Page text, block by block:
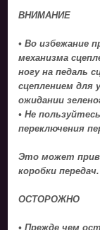
ВНИМАНИЕ
• Во избежание
механизма
ногу на педаль
сцеплением для
ожидании
• Не
переключения
Это может
коробки передач.
ОСТОРОЖНО
• Прежде чем